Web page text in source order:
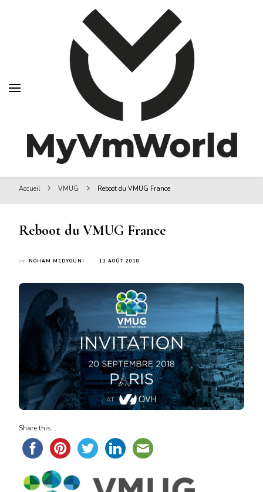
MyVMworld
MyVMworld
Accueil VMUG Reboot du VMUG France
Reboot du VMUG France
par NOHAM MEDYOUNI 13 AOÛT 2018
Share this...